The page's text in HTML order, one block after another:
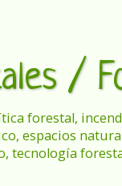
/
forestal,
espacios
tecnología